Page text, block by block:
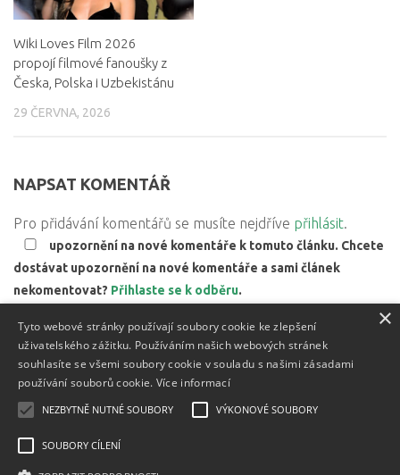
Wiki Loves Film 2026
propojí filmové fanoušky z
Česka, Polska i Uzbekistánu
29 ČERVNA, 2026
NAPSAT KOMENTÁŘ
Pro přidávání komentářů se musíte nejdříve přihlásit.
upozornění na nové komentáře k tomuto článku. Chcete
dostávat upozornění na nové komentáře a sami článek
nekomentovat? Přihlaste se k odběru.
Zjistěte,
jak jsou zpracovávány údaje z komentářů.
Textový obsah je zveřejněn pod licencíCreative Commons BY
uvedeny u těchto materiálů.
×
Tyto webové stránky používají soubory cookie ke zlepšení
uživatelského zážitku. Používáním našich webových stránek
souhlasíte se všemi soubory cookie v souladu s našimi zásadami
používání souborů cookie. Více informací
NEZBYTNĚ NUTNÉ SOUBORY VÝKONOVÉ SOUBORY
SOUBORY CÍLENÍ